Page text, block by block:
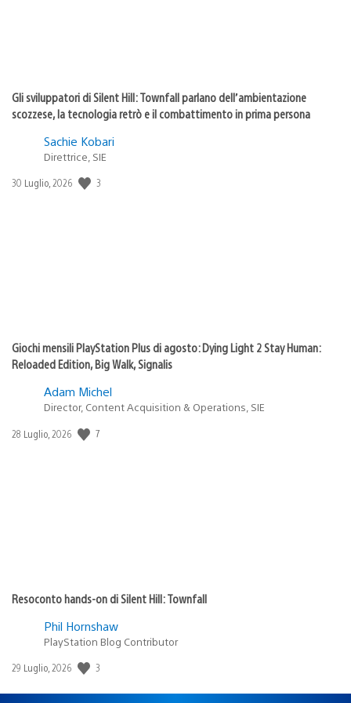
Gli sviluppatori di Silent Hill: Townfall parlano dell’ambientazione
scozzese, la tecnologia retrò e il combattimento in prima persona
Sachie Kobari
Direttrice, SIE
Data
30 Luglio, 2026 3
Giochi mensili PlayStation Plus di agosto: Dying Light 2 Stay Human:
Reloaded Edition, Big Walk, Signalis
Adam Michel
Director, Content Acquisition & Operations, SIE
Data
28 Luglio, 2026 7
Resoconto hands-on di Silent Hill: Townfall
Phil Hornshaw
PlayStation Blog Contributor
Data
pubblicazione:
29 Luglio, 2026 3